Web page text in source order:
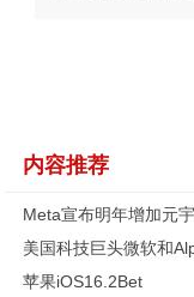
内容推荐
Meta宣布明年增加元宇
美国科技巨头微软和
苹果iOS16.2Bet